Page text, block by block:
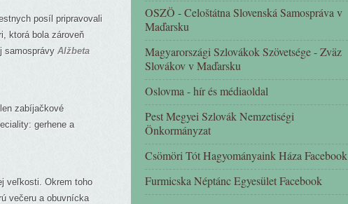
posíl pripravovali
ktorá bola zároveň
samosprávy Alžbeta
zabíjačkové
gerhene a
veľkosti. Okrem toho
večeru a obuvnícka
OSZÖ - Celoštátna Slovenská Samospráva v
Maďarsku
Magyarországi Szlovákok Szövetsége - Zväz
Slovákov v Maďarsku
Oslovma - hír és médiaoldal
Pest Megyei Szlovák Nemzetiségi
Önkormányzat
Csömöri Tót Hagyományaink Háza Facebook
Furmicska Néptánc Egyesület Facebook